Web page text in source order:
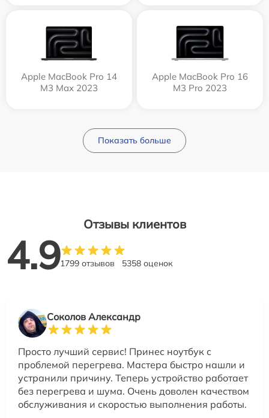
Apple MacBook Pro 14
M3 Max 2023
Apple MacBook Pro 16
M3 Pro 2023
Показать больше
Отзывы клиентов
4.91799 отзывов 5358 оценок
Соколов Александр
Просто лучший сервис! Принес ноутбук с
проблемой перегрева. Мастера быстро нашли и
устранили причину. Теперь устройство работает
без перегрева и шума. Очень доволен качеством
обслуживания и скоростью выполнения работы.